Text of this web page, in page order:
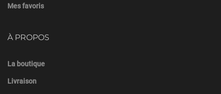
Mes favoris
À PROPOS
La boutique
Livraison